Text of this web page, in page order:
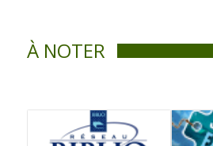
À NOTER